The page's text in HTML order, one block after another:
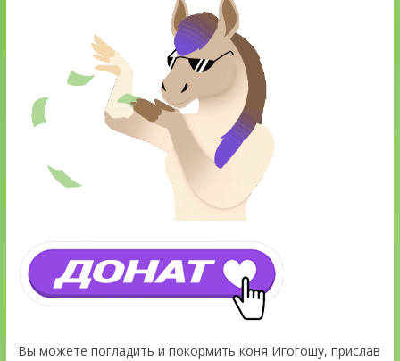
Вы можете погладить и покормить коня Игогошу, прислав